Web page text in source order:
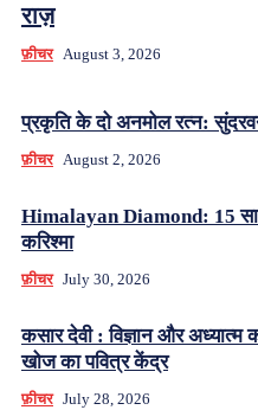
राज़
फ़ीचर August 3, 2026
प्रकृति के दो अनमोल रत्न:
फ़ीचर August 2, 2026
Himalayan Diamond: 15
करिश्मा
फ़ीचर July 30, 2026
कसार देवी : विज्ञान और
खोज का पवित्र केंद्र
फ़ीचर July 28, 2026